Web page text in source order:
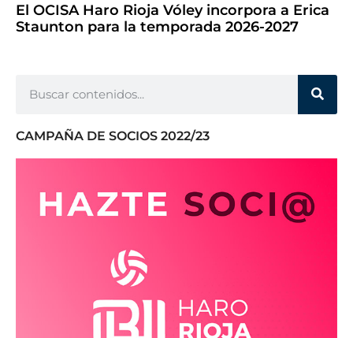
El OCISA Haro Rioja Vóley incorpora a Erica
Staunton para la temporada 2026-2027
CAMPAÑA DE SOCIOS 2022/23